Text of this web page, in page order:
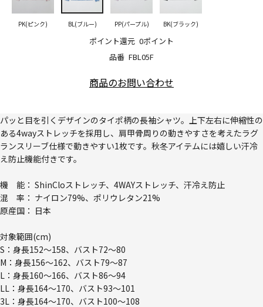
品番 FBL05F
ポイント還元 0ポイント
PK(ピンク) BL(ブルー) PP(パープル) BK(ブラック)
商品のお問い合わせ
パッと目を引くデザインのタイポ柄の長袖シャツ。上下左右に伸縮性の
ある4wayストレッチを採用し、肩甲骨周りの動きやすさを考えたラグ
ランスリーブ仕様で動きやすい1枚です。秋冬アイテムには嬉しい汗冷
え防止機能付きです。
機 能： ShinCloストレッチ、4WAYストレッチ、汗冷え防止
混 率： ナイロン79%、ポリウレタン21%
原産国： 日本
対象範囲(cm)
S：身長152～158、バスト72～80
M：身長156～162、バスト79～87
L：身長160～166、バスト86～94
LL：身長164～170、バスト93～101
3L：身長164～170、バスト100～108